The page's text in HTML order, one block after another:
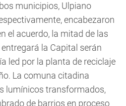
municipios, Ulpiano
encabezaron
el acuerdo, la mitad de las
la Capital serán
led por la planta de reciclaje
La comuna citadina
lumínicos transformados,
de barrios en proceso